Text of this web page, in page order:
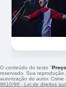
‹
O conteúdo do texto "
reservado. Sua
autorização do autor.
9610/98 - Lei de direitos